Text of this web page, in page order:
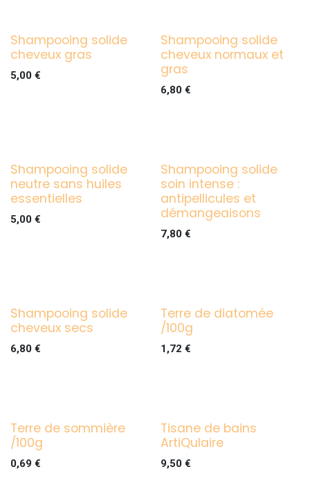
Shampooing solide
cheveux gras
5,00 €
Shampooing solide
cheveux normaux et
gras
6,80€
Shampooing solide
neutre sans huiles
essentielles
5,00 €
Shampooing solide
soin intense :
antipellicules et
démangeaisons
7,80€
Shampooing solide
cheveux secs
6,80 €
Terre de diatomée
/100g
1,72 €
Terre de sommière
/100g
0,69 €
Tisane de bains
ArtiQulaire
9,50€